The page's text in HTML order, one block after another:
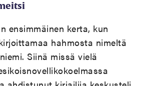
ensimmäinen kerta, kun
hahmosta nimeltä
Siinä missä vielä